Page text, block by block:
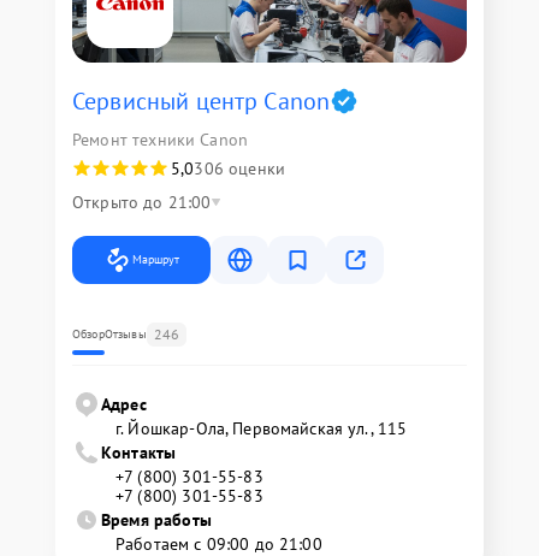
Сервисный центр Canon
Ремонт техники Canon
5,0306 оценки
Открыто до 21:00
Маршрут
ОбзорОтзывы 246
Адрес
г. Йошкар-Ола, Первомайская ул., 115
Контакты
+7 (800) 301-55-83
+7 (800) 301-55-83
Время работы
Работаем с 09:00 до 21:00